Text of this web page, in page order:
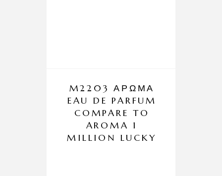
M2203 ΆΡΩΜΑ
EAU DE PARFUM
COMPARE TO
AROMA 1
MILLION LUCKY